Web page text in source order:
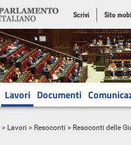
Scrivi Sito
Lavori Documenti
> Lavori > Resoconti > Resoconti delle